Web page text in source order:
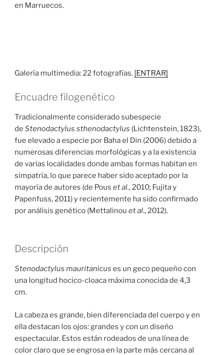
en Marruecos.
Galería multimedia: 22 fotografías. [ENTRAR]
Encuadre filogenético
Tradicionalmente considerado subespecie
de Stenodactylus sthenodactylus (Lichtenstein, 1823),
fue elevado a especie por Baha el Din (2006) debido a
numerosas diferencias morfológicas y a la existencia
de varias localidades donde ambas formas habitan en
simpatría, lo que parece haber sido aceptado por la
mayoría de autores (de Pous et al., 2010; Fujita y
Papenfuss, 2011) y recientemente ha sido confirmado
por análisis genético (Mettalinou et al., 2012).
Descripción
Stenodactylus mauritanicus es un geco pequeño con
una longitud hocico-cloaca máxima conocida de 4,3
cm.
La cabeza es grande, bien diferenciada del cuerpo y en
ella destacan los ojos: grandes y con un diseño
espectacular. Estos están rodeados de una línea de
color claro que se engrosa en la parte más cercana al